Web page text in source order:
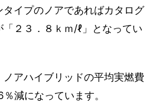
イプのノアであればカタログ
２３．８ｋｍ/ℓ」となってい
ノアハイブリッドの平均実燃費
減になっています。